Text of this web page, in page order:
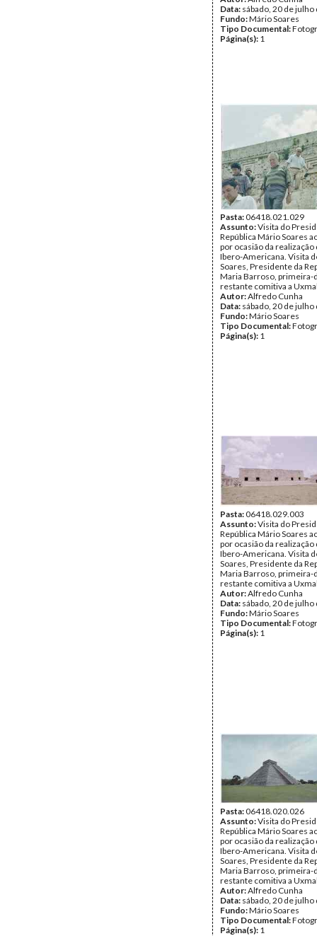
Data: sábado, 20 de julho
Fundo:Mário Soares
Tipo Documental:
Página(s): 1
Pasta:06418.021.029
Assunto:Visita do
República Mário Soares
por ocasião da realização
Ibero-Americana. Visita
Soares, Presidente da
Maria Barroso, primeira-
restante comitiva a
Autor:Alfredo Cunha
Data: sábado, 20 de julho
Fundo:Mário Soares
Tipo Documental:
Página(s): 1
Pasta:06418.029.003
Assunto:Visita do
República Mário Soares
por ocasião da realização
Ibero-Americana. Visita
Soares, Presidente da
Maria Barroso, primeira-
restante comitiva a
Autor:Alfredo Cunha
Data: sábado, 20 de julho
Fundo:Mário Soares
Tipo Documental:
Página(s): 1
Pasta:06418.020.026
Assunto:Visita do
República Mário Soares
por ocasião da realização
Ibero-Americana. Visita
Soares, Presidente da
Maria Barroso, primeira-
restante comitiva a
Autor:Alfredo Cunha
Data: sábado, 20 de julho
Fundo:Mário Soares
Tipo Documental:
Página(s): 1